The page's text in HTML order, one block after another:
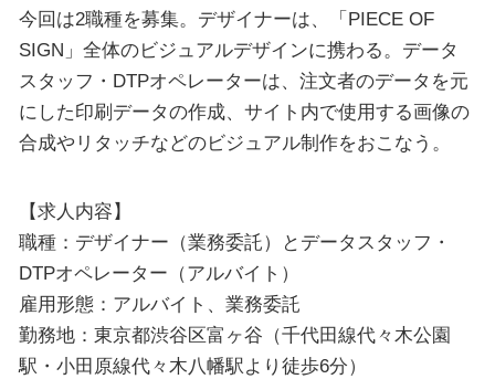
今回は2職種を募集。デザイナーは、「PIECE OF
SIGN」全体のビジュアルデザインに携わる。データ
スタッフ・DTPオペレーターは、注文者のデータを元
にした印刷データの作成、サイト内で使用する画像の
合成やリタッチなどのビジュアル制作をおこなう。
【求人内容】
職種：デザイナー（業務委託）とデータスタッフ・
DTPオペレーター（アルバイト）
雇用形態：アルバイト、業務委託
勤務地：東京都渋谷区富ヶ谷（千代田線代々木公園
駅・小田原線代々木八幡駅より徒歩6分）